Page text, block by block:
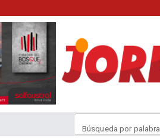
Búsqueda por palabra